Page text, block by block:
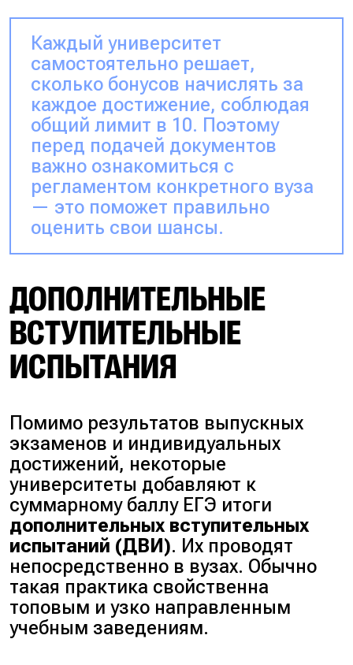
Каждый университет
самостоятельно решает,
сколько бонусов начислять за
каждое достижение, соблюдая
общий лимит в 10. Поэтому
перед подачей документов
важно ознакомиться с
регламентом конкретного вуза
— это поможет правильно
оценить свои шансы.
ДОПОЛНИТЕЛЬНЫЕ
ВСТУПИТЕЛЬНЫЕ
ИСПЫТАНИЯ
Помимо результатов выпускных
экзаменов и индивидуальных
достижений, некоторые
университеты добавляют к
суммарному баллу ЕГЭ итоги
дополнительных вступительных
испытаний (ДВИ). Их проводят
непосредственно в вузах. Обычно
такая практика свойственна
топовым и узко направленным
учебным заведениям.